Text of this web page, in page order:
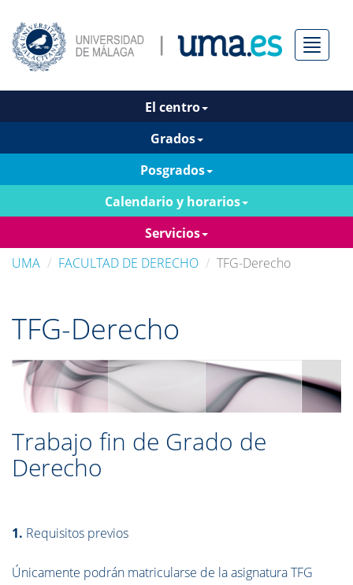
Menú
El centro
Grados
Posgrados
Calendario y horarios
Servicios
UMA
FACULTAD DE DERECHO TFG-Derecho
TFG-Derecho
Trabajo fin de Grado de
Derecho
1. Requisitos previos
Únicamente podrán matricularse de la asignatura TFG